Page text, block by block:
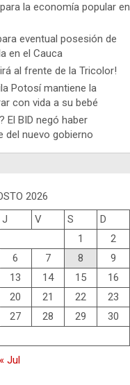
la economía popular en
eventual posesión de
en el Cauca
al frente de la Tricolor!
Potosí mantiene la
con vida a su bebé
El BID negó haber
del nuevo gobierno
2026
J V S
D
1
2
6 7 8
9
13 14 15
16
20 21 22
23
27 28 29
30
« Jul